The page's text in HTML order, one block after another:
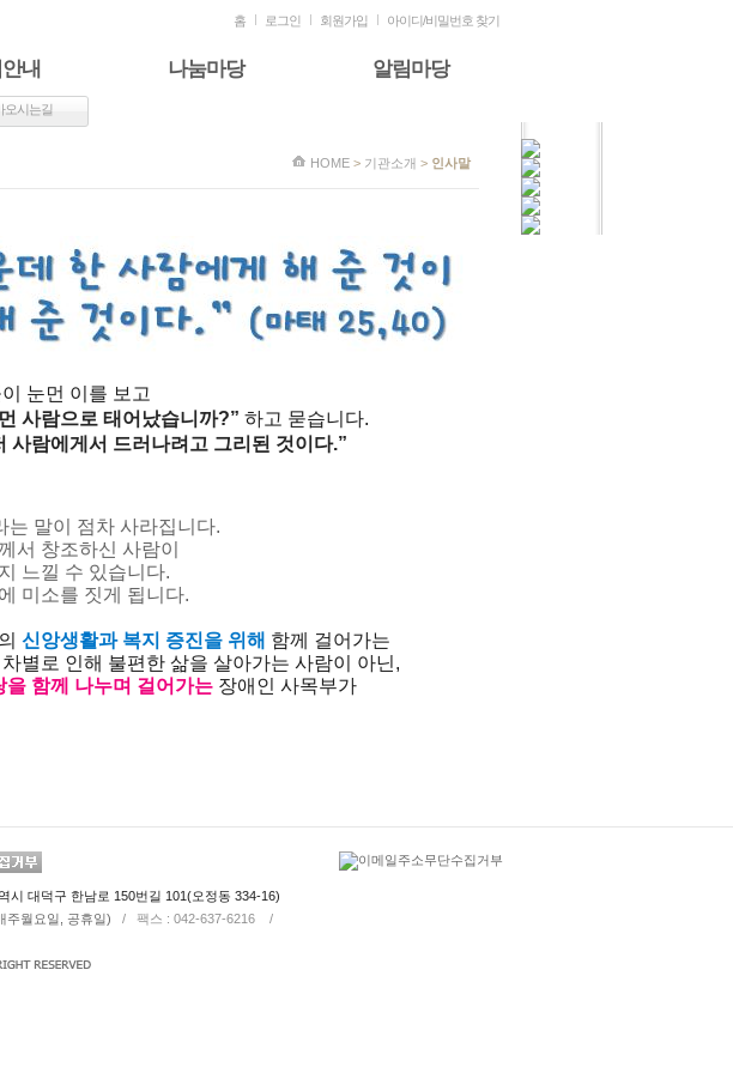
홈 로그인 회원가입 아이디/비밀번호 찾기
오시는길
내 나눔마당 알림마당
HOME > 기관소개 > 인사말
눈먼 이를 보고
사람으로 태어났습니까?” 하고 묻습니다.
사람에게서 드러나려고 그리된 것이다.”
는 말이 점차 사라집니다.
서 창조하신 사람이
느낄 수 있습니다.
미소를 짓게 됩니다.
신앙생활과 복지 증진을 위해 함께 걸어가는
별로 인해 불편한 삶을 살아가는 사람이 아닌,
함께 나누며 걸어가는 장애인 사목부가
시 대덕구 한남로 150번길 101(오정동 334-16)
주월요일, 공휴일) / 팩스 : 042-637-6216 /